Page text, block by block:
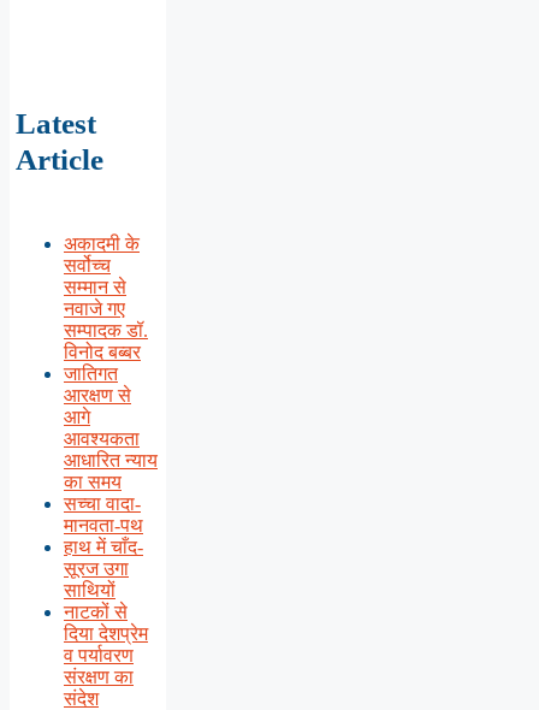
Latest
Article
अकादमी के
सर्वोच्च
सम्मान से
नवाजे गए
सम्पादक डॉ.
विनोद बब्बर
जातिगत
आरक्षण से
आगे
आवश्यकता
आधारित न्याय
का समय
सच्चा वादा-
मानवता-पथ
हाथ में चाँद-
सूरज उगा
साथियों
नाटकों से
दिया देशप्रेम
व पर्यावरण
संरक्षण का
संदेश